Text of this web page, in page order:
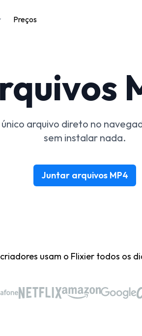
Preços
arquivo direto no
sem instalar nada.
Juntar arquivos MP4
usam o Flixier todos os